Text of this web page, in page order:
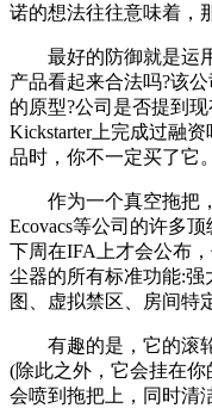
诺的想法往往意味着，
最好的防御就是运用
产品看起来合法吗?该
的原型?公司是否提到
Kickstarter上完成过融
品时，你不一定买了它。
作为一个真空拖把，
Ecovacs等公司的许多
下周在IFA上才会公布
尘器的所有标准功能:
图、虚拟禁区、房间特
有趣的是，它的滚轮
(除此之外，它会挂在
会喷到拖把上，同时清